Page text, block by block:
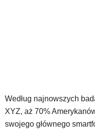
Według najnowszych
XYZ, aż 70%
swojego głównego